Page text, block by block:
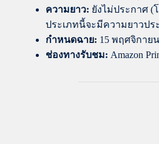
ความยาว: ยังไม่ประกาศ
ประเภทนี้จะมีความยาวปร
กำหนดฉาย: 15 พฤศจิกาย
ช่องทางรับชม: Amazon